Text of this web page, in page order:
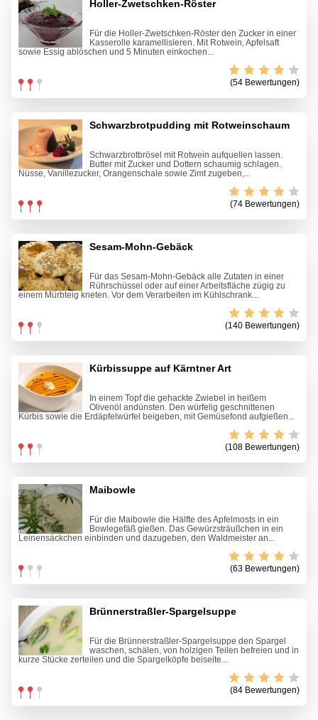
Holler-Zwetschken-Röster
Für die Holler-Zwetschken-Röster den Zucker in einer
Kasserolle karamellisieren. Mit Rotwein, Apfelsaft
sowie Essig ablöschen und 5 Minuten einkochen...
(54 Bewertungen)
Schwarzbrotpudding mit Rotweinschaum
Schwarzbrotbrösel mit Rotwein aufquellen lassen.
Butter mit Zucker und Dottern schaumig schlagen.
Nüsse, Vanillezucker, Orangenschale sowie Zimt zugeben,...
(74 Bewertungen)
Sesam-Mohn-Gebäck
Für das Sesam-Mohn-Gebäck alle Zutaten in einer
Rührschüssel oder auf einer Arbeitsfläche zügig zu
einem Mürbteig kneten. Vor dem Verarbeiten im Kühlschrank...
(140 Bewertungen)
Kürbissuppe auf Kärntner Art
In einem Topf die gehackte Zwiebel in heißem
Olivenöl andünsten. Den würfelig geschnittenen
Kürbis sowie die Erdäpfelwürfel beigeben, mit Gemüsefond aufgießen...
(108 Bewertungen)
Maibowle
Für die Maibowle die Hälfte des Apfelmosts in ein
Bowlegefäß gießen. Das Gewürzsträußchen in ein
Leinensäckchen einbinden und dazugeben, den Waldmeister an...
(63 Bewertungen)
Brünnerstraßler-Spargelsuppe
Für die Brünnerstraßler-Spargelsuppe den Spargel
waschen, schälen, von holzigen Teilen befreien und in
kurze Stücke zerteilen und die Spargelköpfe beiseite...
(84 Bewertungen)